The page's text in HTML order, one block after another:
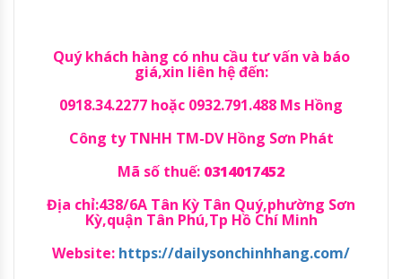
Quý khách hàng có nhu cầu tư vấn và báo
giá,xin liên hệ đến:
0918.34.2277 hoặc 0932.791.488 Ms Hồng
Công ty TNHH TM-DV Hồng Sơn Phát
Mã số thuế: 0314017452
Địa chỉ:438/6A Tân Kỳ Tân Quý,phường Sơn
Kỳ,quận Tân Phú,Tp Hồ Chí Minh
Website: https://dailysonchinhhang.com/